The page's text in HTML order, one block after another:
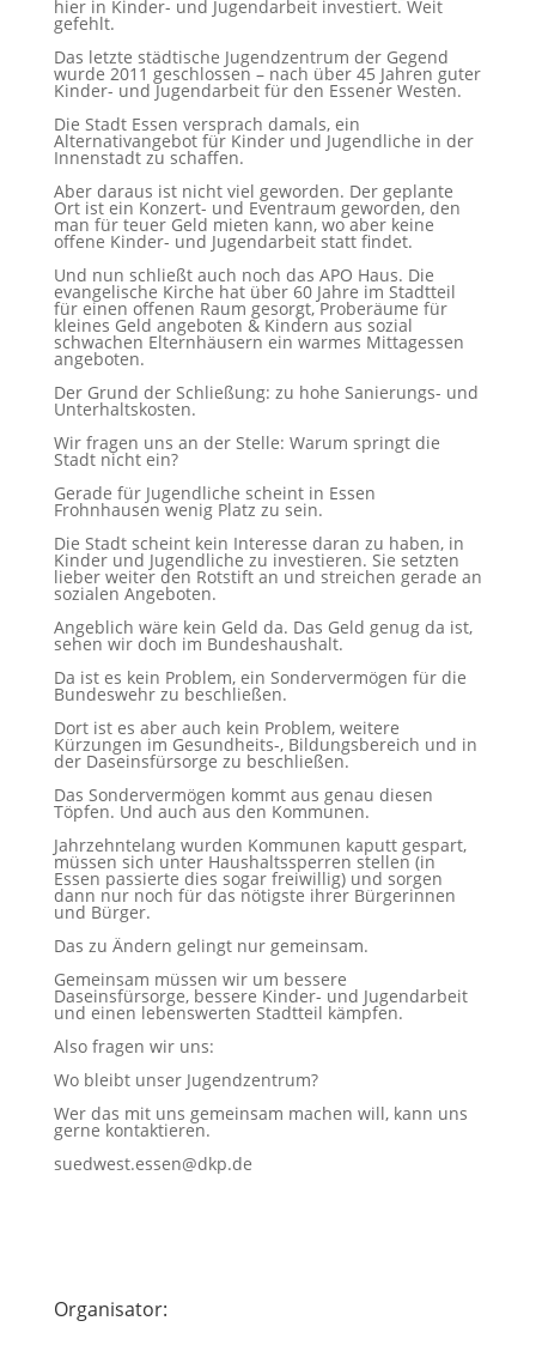
hier in Kinder- und Jugendarbeit investiert. Weit
gefehlt.
Das letzte städtische Jugendzentrum der Gegend
wurde 2011 geschlossen – nach über 45 Jahren guter
Kinder- und Jugendarbeit für den Essener Westen.
Die Stadt Essen versprach damals, ein
Alternativangebot für Kinder und Jugendliche in der
Innenstadt zu schaffen.
Aber daraus ist nicht viel geworden. Der geplante
Ort ist ein Konzert- und Eventraum geworden, den
man für teuer Geld mieten kann, wo aber keine
offene Kinder- und Jugendarbeit statt findet.
Und nun schließt auch noch das APO Haus. Die
evangelische Kirche hat über 60 Jahre im Stadtteil
für einen offenen Raum gesorgt, Proberäume für
kleines Geld angeboten & Kindern aus sozial
schwachen Elternhäusern ein warmes Mittagessen
angeboten.
Der Grund der Schließung: zu hohe Sanierungs- und
Unterhaltskosten.
Wir fragen uns an der Stelle: Warum springt die
Stadt nicht ein?
Gerade für Jugendliche scheint in Essen
Frohnhausen wenig Platz zu sein.
Die Stadt scheint kein Interesse daran zu haben, in
Kinder und Jugendliche zu investieren. Sie setzten
lieber weiter den Rotstift an und streichen gerade an
sozialen Angeboten.
Angeblich wäre kein Geld da. Das Geld genug da ist,
sehen wir doch im Bundeshaushalt.
Da ist es kein Problem, ein Sondervermögen für die
Bundeswehr zu beschließen.
Dort ist es aber auch kein Problem, weitere
Kürzungen im Gesundheits-, Bildungsbereich und in
der Daseinsfürsorge zu beschließen.
Das Sondervermögen kommt aus genau diesen
Töpfen. Und auch aus den Kommunen.
Jahrzehntelang wurden Kommunen kaputt gespart,
müssen sich unter Haushaltssperren stellen (in
Essen passierte dies sogar freiwillig) und sorgen
dann nur noch für das nötigste ihrer Bürgerinnen
und Bürger.
Das zu Ändern gelingt nur gemeinsam.
Gemeinsam müssen wir um bessere
Daseinsfürsorge, bessere Kinder- und Jugendarbeit
und einen lebenswerten Stadtteil kämpfen.
Also fragen wir uns:
Wo bleibt unser Jugendzentrum?
Wer das mit uns gemeinsam machen will, kann uns
gerne kontaktieren.
suedwest.essen@dkp.de
Organisator: